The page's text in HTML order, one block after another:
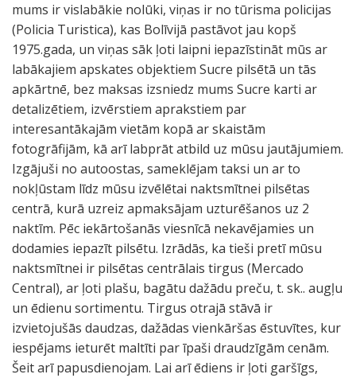
mums ir vislabākie nolūki, viņas ir no tūrisma policijas
(Policia Turistica), kas Bolīvijā pastāvot jau kopš
1975.gada, un viņas sāk ļoti laipni iepazīstināt mūs ar
labākajiem apskates objektiem Sucre pilsētā un tās
apkārtnē, bez maksas izsniedz mums Sucre karti ar
detalizētiem, izvērstiem aprakstiem par
interesantākajām vietām kopā ar skaistām
fotogrāfijām, kā arī labprāt atbild uz mūsu jautājumiem.
Izgājuši no autoostas, sameklējam taksi un ar to
nokļūstam līdz mūsu izvēlētai naktsmītnei pilsētas
centrā, kurā uzreiz apmaksājam uzturēšanos uz 2
naktīm. Pēc iekārtošanās viesnīcā nekavējamies un
dodamies iepazīt pilsētu. Izrādās, ka tieši pretī mūsu
naktsmītnei ir pilsētas centrālais tirgus (Mercado
Central), ar ļoti plašu, bagātu dažādu preču, t. sk.. augļu
un ēdienu sortimentu. Tirgus otrajā stāvā ir
izvietojušās daudzas, dažādas vienkāršas ēstuvītes, kur
iespējams ieturēt maltīti par īpaši draudzīgām cenām.
Šeit arī papusdienojam. Lai arī ēdiens ir ļoti garšīgs,